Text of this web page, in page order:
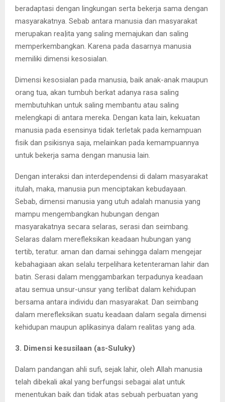
beradaptasi dengan lingkungan serta bekerja sama dengan
masyarakatnya. Sebab antara manusia dan masyarakat
merupakan rea|ita yang saling memajukan dan saling
memperkembangkan. Karena pada dasarnya manusia
memiliki dimensi kesosialan.
Dimensi kesosialan pada manusia, baik anak-anak maupun
orang tua, akan tumbuh berkat adanya rasa saling
membutuhkan untuk saling membantu atau saling
melengkapi di antara mereka. Dengan kata lain, kekuatan
manusia pada esensinya tidak terletak pada kemampuan
fisik dan psikisnya saja, melainkan pada kemampuannya
untuk bekerja sama dengan manusia lain.
Dengan interaksi dan interdependensi di dalam masyarakat
itulah, maka, manusia pun menciptakan kebudayaan.
Sebab, dimensi manusia yang utuh adalah manusia yang
mampu mengembangkan hubungan dengan
masyarakatnya secara selaras, serasi dan seimbang.
Selaras dalam merefleksikan keadaan hubungan yang
tertib, teratur. aman dan damai sehingga dalam mengejar
kebahagiaan akan selalu terpelihara ketenteraman lahir dan
batin. Serasi dalam menggambarkan terpadunya keadaan
atau semua unsur-unsur yang terlibat dalam kehidupan
bersama antara individu dan masyarakat. Dan seimbang
dalam merefleksikan suatu keadaan dalam segala dimensi
kehidupan maupun aplikasinya dalam realitas yang ada.
3. Dimensi kesusilaan (as-Suluky)
Dalam pandangan ahli sufi, sejak lahir, oleh Allah manusia
telah dibekali akal yang berfungsi sebagai alat untuk
menentukan baik dan tidak atas sebuah perbuatan yang